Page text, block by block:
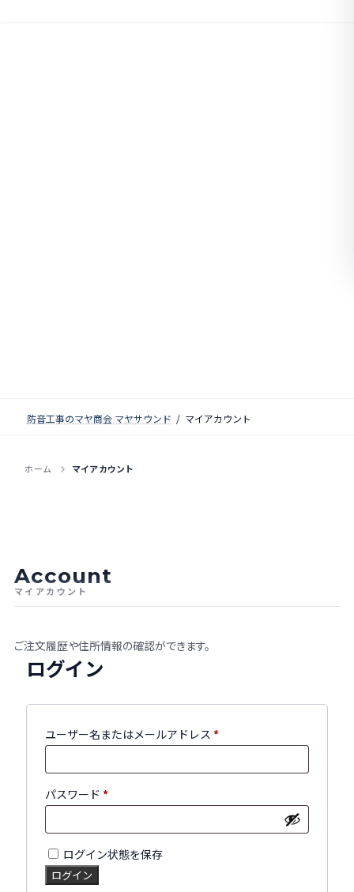
防音工事のマヤ商会 マヤサウンド マイアカウント
ホーム マイアカウント
Account
マイアカウント
ご注文履歴や住所情報の確認ができます。
ログイン
ユーザー名またはメールアドレス *必
パスワード *必
ログイン状態を保存
ログイン